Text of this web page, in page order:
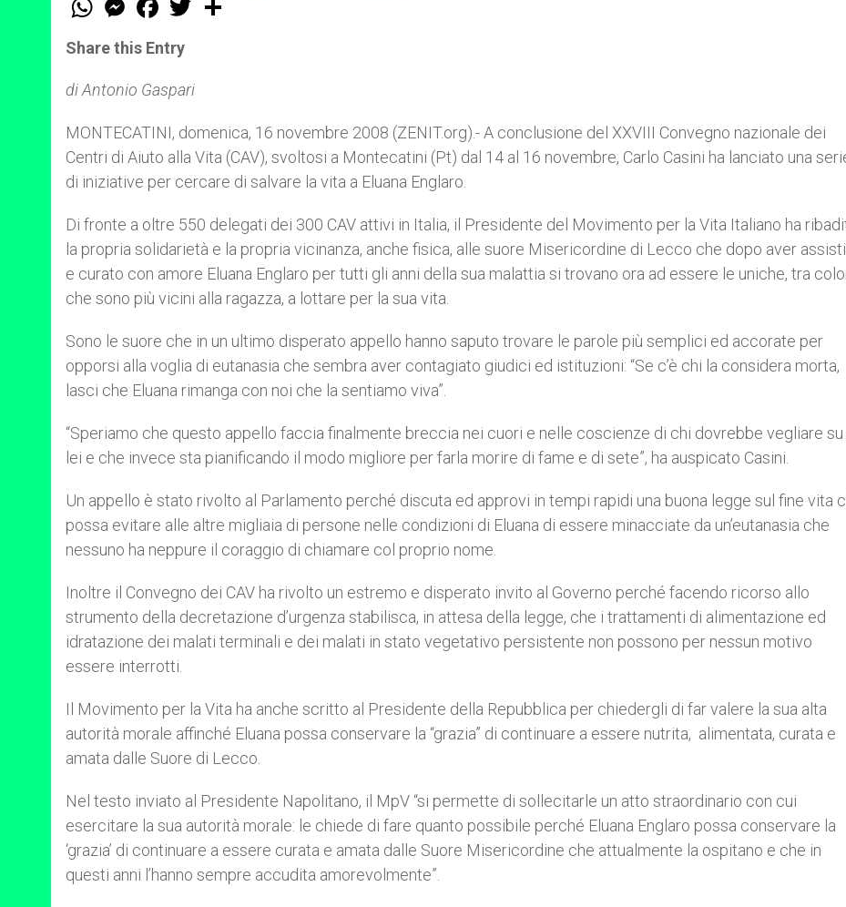
t
s
p
p
e
s
e
g
e
a
e
b
o
k
w
Share this Entry
di Antonio Gaspari
MONTECATINI, domenica, 16 novembre 2008 (ZENIT.org).- A conclusione del XXVIII Convegno nazionale dei
Centri di Aiuto alla Vita (CAV), svoltosi a Montecatini (Pt) dal 14 al 16 novembre, Carlo Casini ha lanciato una
di iniziative per cercare di salvare la vita a Eluana Englaro.
Di fronte a oltre 550 delegati dei 300 CAV attivi in Italia, il Presidente del Movimento per la Vita Italiano ha
la propria solidarietà e la propria vicinanza, anche fisica, alle suore Misericordine di Lecco che dopo aver
e curato con amore Eluana Englaro per tutti gli anni della sua malattia si trovano ora ad essere le uniche, tra
che sono più vicini alla ragazza, a lottare per la sua vita.
Sono le suore che in un ultimo disperato appello hanno saputo trovare le parole più semplici ed accorate per
opporsi alla voglia di eutanasia che sembra aver contagiato giudici ed istituzioni: “Se c’è chi la considera morta,
lasci che Eluana rimanga con noi che la sentiamo viva”.
“Speriamo che questo appello faccia finalmente breccia nei cuori e nelle coscienze di chi dovrebbe vegliare su
lei e che invece sta pianificando il modo migliore per farla morire di fame e di sete”, ha auspicato Casini.
Un appello è stato rivolto al Parlamento perché discuta ed approvi in tempi rapidi una buona legge sul fine vita
possa evitare alle altre migliaia di persone nelle condizioni di Eluana di essere minacciate da un’eutanasia che
nessuno ha neppure il coraggio di chiamare col proprio nome.
Inoltre il Convegno dei CAV ha rivolto un estremo e disperato invito al Governo perché facendo ricorso allo
strumento della decretazione d’urgenza stabilisca, in attesa della legge, che i trattamenti di alimentazione ed
idratazione dei malati terminali e dei malati in stato vegetativo persistente non possono per nessun motivo
essere interrotti.
Il Movimento per la Vita ha anche scritto al Presidente della Repubblica per chiedergli di far valere la sua alta
autorità morale affinché Eluana possa conservare la “grazia” di continuare a essere nutrita, alimentata, curata e
amata dalle Suore di Lecco.
Nel testo inviato al Presidente Napolitano, il MpV “si permette di sollecitarle un atto straordinario con cui
esercitare la sua autorità morale: le chiede di fare quanto possibile perché Eluana Englaro possa conservare la
‘grazia’ di continuare a essere curata e amata dalle Suore Misericordine che attualmente la ospitano e che in
questi anni l’hanno sempre accudita amorevolmente”.